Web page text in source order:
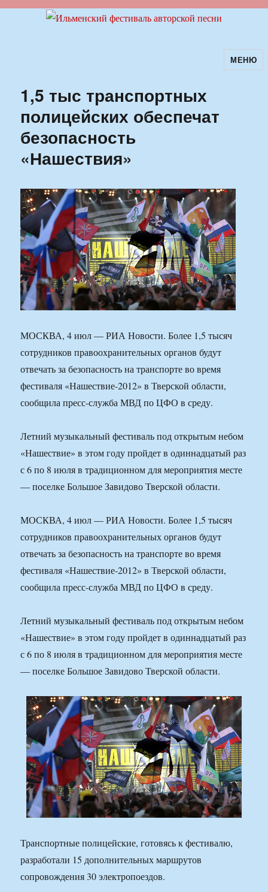
Ильменский фестиваль авторской
песни
МЕНЮ
1,5 тыс транспортных
полицейских обеспечат
безопасность
«Нашествия»
МОСКВА, 4 июл — РИА Новости. Более 1,5 тысяч
сотрудников правоохранительных органов будут
отвечать за безопасность на транспорте во время
фестиваля «Нашествие-2012» в Тверской области,
сообщила пресс-служба МВД по ЦФО в среду.
Летний музыкальный фестиваль под открытым небом
«Нашествие» в этом году пройдет в одиннадцатый раз
с 6 по 8 июля в традиционном для мероприятия месте
— поселке Большое Завидово Тверской области.
МОСКВА, 4 июл — РИА Новости. Более 1,5 тысяч
сотрудников правоохранительных органов будут
отвечать за безопасность на транспорте во время
фестиваля «Нашествие-2012» в Тверской области,
сообщила пресс-служба МВД по ЦФО в среду.
Летний музыкальный фестиваль под открытым небом
«Нашествие» в этом году пройдет в одиннадцатый раз
с 6 по 8 июля в традиционном для мероприятия месте
— поселке Большое Завидово Тверской области.
Транспортные полицейские, готовясь к фестивалю,
разработали 15 дополнительных маршрутов
сопровождения 30 электропоездов.